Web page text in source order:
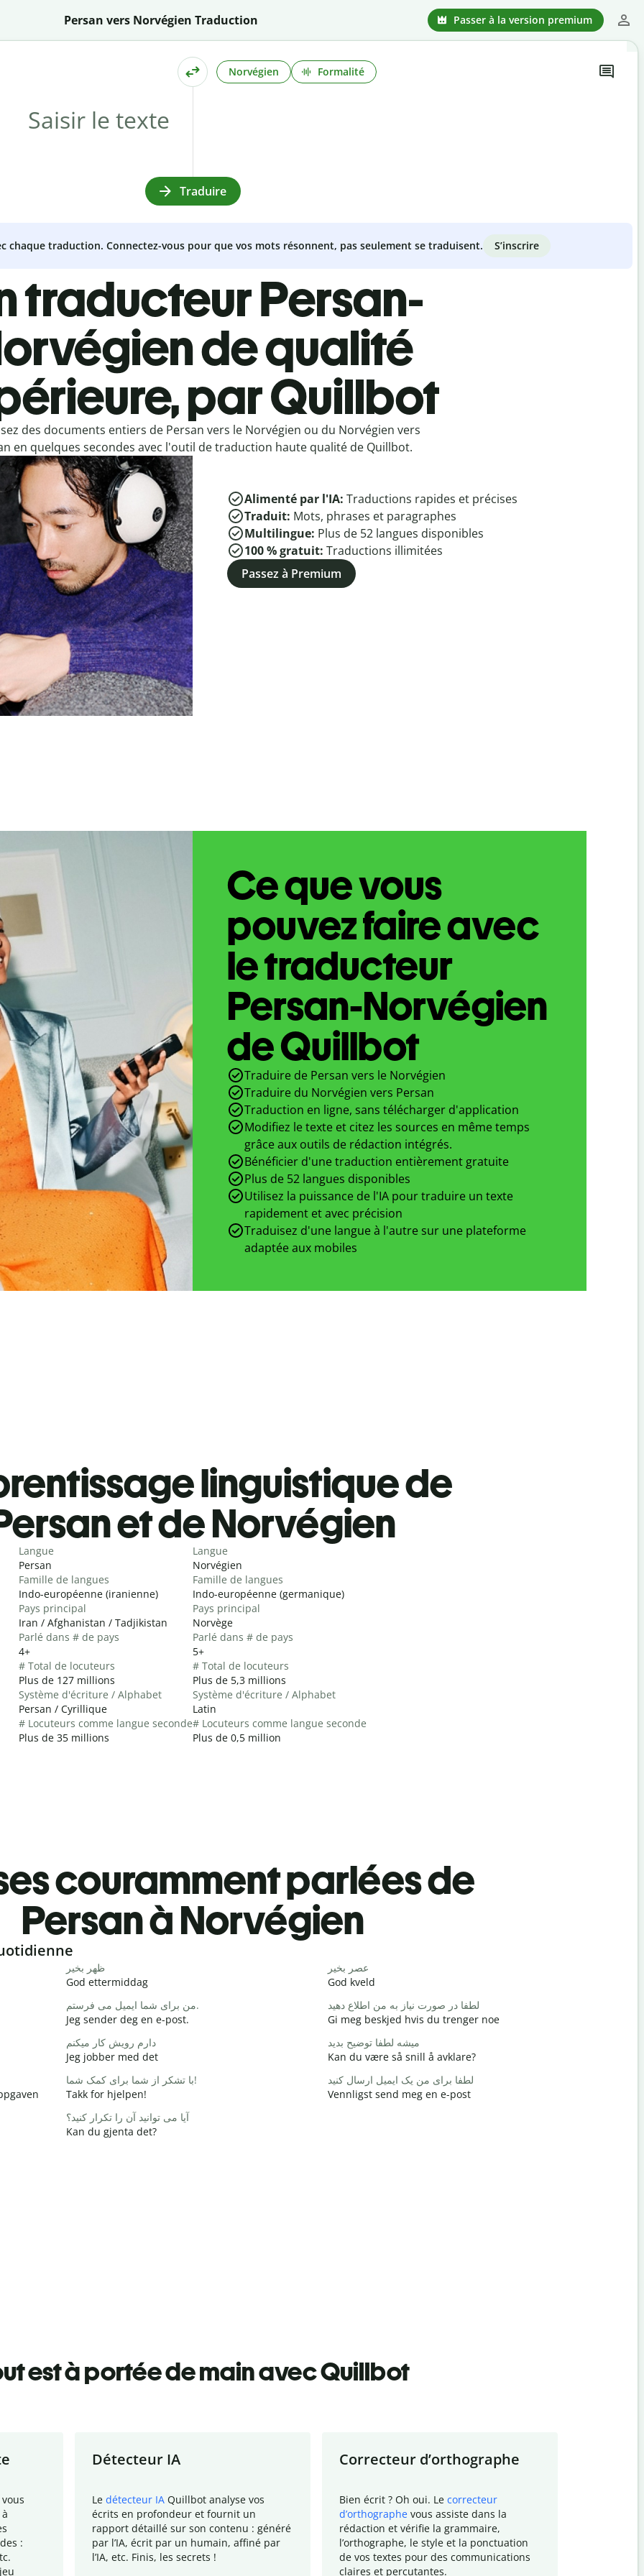
Persan vers Norvégien Traduction Passer à la version premium
Norvégien Formalité
Traduire
chaque traduction. Connectez-vous pour que vos mots résonnent, pas seulement se traduisent. S’inscrire
traducteur Persan-
de qualité
par Quillbot
des documents entiers de Persan vers le Norvégien ou du Norvégien vers
en quelques secondes avec l'outil de traduction haute qualité de Quillbot.
Alimenté par l'IA: Traductions rapides et précises
Traduit: Mots, phrases et paragraphes
Multilingue: Plus de 52 langues disponibles
100 % gratuit: Traductions illimitées
Passez à Premium
Ce que vous
pouvez faire avec
le traducteur
Persan-Norvégien
de Quillbot
Traduire de Persan vers le Norvégien
Traduire du Norvégien vers Persan
Traduction en ligne, sans télécharger d'application
Modifiez le texte et citez les sources en même temps
grâce aux outils de rédaction intégrés.
Bénéficier d'une traduction entièrement gratuite
Plus de 52 langues disponibles
Utilisez la puissance de l'IA pour traduire un texte
rapidement et avec précision
Traduisez d'une langue à l'autre sur une plateforme
adaptée aux mobiles
linguistique de
et de Norvégien
Langue
Persan
Famille de langues
Indo-européenne (iranienne)
Pays principal
Iran / Afghanistan / Tadjikistan
Parlé dans # de pays
4+
# Total de locuteurs
Plus de 127 millions
Système d'écriture / Alphabet
Persan / Cyrillique
# Locuteurs comme langue seconde
Plus de 35 millions
Langue
Norvégien
Famille de langues
Indo-européenne (germanique)
Pays principal
Norvège
Parlé dans # de pays
5+
# Total de locuteurs
Plus de 5,3 millions
Système d'écriture / Alphabet
Latin
# Locuteurs comme langue seconde
Plus de 0,5 million
couramment parlées de
Persan à Norvégien
ظهر بخیر
God ettermiddag
عصر بخیر
God kveld
من برای شما ایمیل می فرستم.
Jeg sender deg en e-post.
لطفا در صورت نیاز به من اطلاع دهید
Gi meg beskjed hvis du trenger noe
دارم رویش کار میکنم
Jeg jobber med det
میشه لطفا توضیح بدید
Kan du være så snill å avklare?
با تشکر از شما برای کمک شما!
Takk for hjelpen!
لطفا برای من یک ایمیل ارسال کنید
Vennligst send meg en e-post
آیا می توانید آن را تکرار کنید؟
Kan du gjenta det?
est à portée de main avec Quillbot
:
Détecteur IA
Le détecteur IA Quillbot analyse vos
écrits en profondeur et fournit un
rapport détaillé sur son contenu : généré
par l’IA, écrit par un humain, affiné par
l’IA, etc. Finis, les secrets !
Correcteur d’orthographe
Bien écrit ? Oh oui. Le correcteur
d’orthographe vous assiste dans la
rédaction et vérifie la grammaire,
l’orthographe, le style et la ponctuation
de vos textes pour des communications
claires et percutantes.